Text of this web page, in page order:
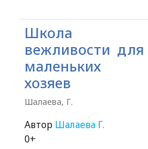
Школа
вежливости для
маленьких
хозяев
Шалаева, Г.
Автор Шалаева Г.
0+